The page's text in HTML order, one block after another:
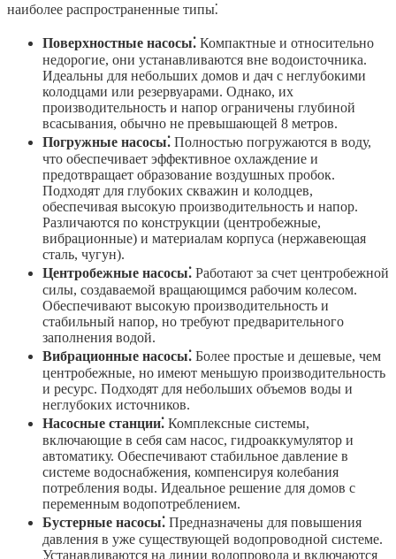
наиболее распространенные типы⁚
Поверхностные насосы⁚ Компактные и относительно
недорогие, они устанавливаются вне водоисточника.
Идеальны для небольших домов и дач с неглубокими
колодцами или резервуарами. Однако, их
производительность и напор ограничены глубиной
всасывания, обычно не превышающей 8 метров.
Погружные насосы⁚ Полностью погружаются в воду,
что обеспечивает эффективное охлаждение и
предотвращает образование воздушных пробок.
Подходят для глубоких скважин и колодцев,
обеспечивая высокую производительность и напор.
Различаются по конструкции (центробежные,
вибрационные) и материалам корпуса (нержавеющая
сталь, чугун).
Центробежные насосы⁚ Работают за счет центробежной
силы, создаваемой вращающимся рабочим колесом.
Обеспечивают высокую производительность и
стабильный напор, но требуют предварительного
заполнения водой.
Вибрационные насосы⁚ Более простые и дешевые, чем
центробежные, но имеют меньшую производительность
и ресурс. Подходят для небольших объемов воды и
неглубоких источников.
Насосные станции⁚ Комплексные системы,
включающие в себя сам насос, гидроаккумулятор и
автоматику. Обеспечивают стабильное давление в
системе водоснабжения, компенсируя колебания
потребления воды. Идеальное решение для домов с
переменным водопотреблением.
Бустерные насосы⁚ Предназначены для повышения
давления в уже существующей водопроводной системе.
Устанавливаются на линии водопровода и включаются